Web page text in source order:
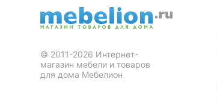
© 2011-2026 Интернет-
магазин мебели и товаров
для дома Мебелион